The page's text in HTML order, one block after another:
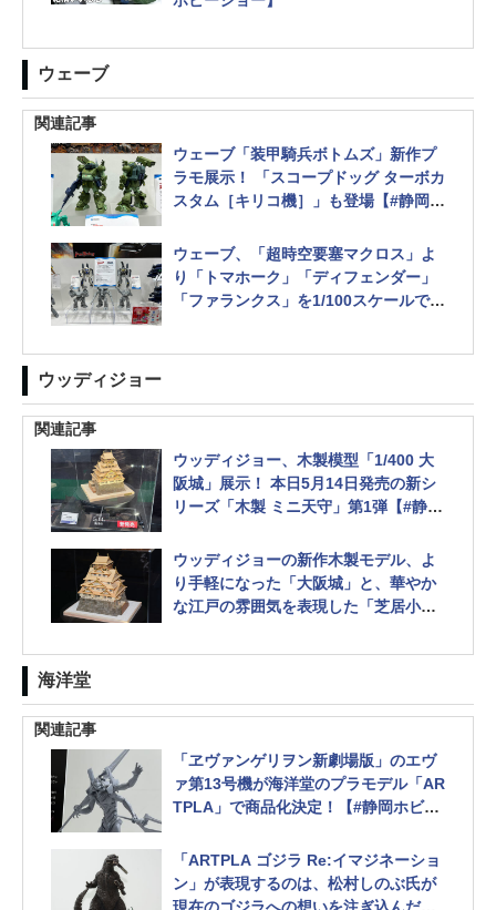
ウェーブ
関連記事
ウェーブ「装甲騎兵ボトムズ」新作プ
ラモ展示！ 「スコープドッグ ターボカ
スタム［キリコ機］」も登場【#静岡ホ
ウェーブ、「超時空要塞マクロス」よ
り「トマホーク」「ディフェンダー」
「ファランクス」を1/100スケールでプ
ウッディジョー
関連記事
ウッディジョー、木製模型「1/400 大
阪城」展示！ 本日5月14日発売の新シ
リーズ「木製 ミニ天守」第1弾【#静岡
ウッディジョーの新作木製モデル、よ
り手軽になった「大阪城」と、華やか
な江戸の雰囲気を表現した「芝居小
海洋堂
関連記事
「ヱヴァンゲリヲン新劇場版」のエヴ
ァ第13号機が海洋堂のプラモデル「AR
TPLA」で商品化決定！【#静岡ホビー
暴走したエヴァ初号機やヤシマ作戦の
陽電子砲なども展示
「ARTPLA ゴジラ Re:イマジネーショ
ン」が表現するのは、松村しのぶ氏が